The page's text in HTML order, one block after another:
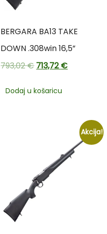
BERGARA BA13 TAKE
DOWN .308win 16,5”
793,02€713,72€
Dodaj u košaricu
Akcija!